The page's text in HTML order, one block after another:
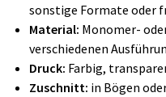
sonstige Formate oder
Material: Monomer-
verschiedenen
Druck: Farbig,
Zuschnitt: in Bögen